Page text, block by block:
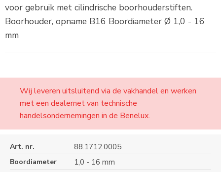
voor gebruik met cilindrische boorhouderstiften.
Boorhouder, opname B16 Boordiameter Ø 1,0 - 16
mm
Wij leveren uitsluitend via de vakhandel en werken
met een dealernet van technische
handelsondernemingen in de Benelux.
Art. nr. 88.1712.0005
Boordiameter 1,0 - 16 mm